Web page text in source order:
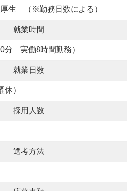
厚生 （※勤務日数による）
就業時間
分 実働8時間勤務）
就業日数
）
採用人数
選考方法